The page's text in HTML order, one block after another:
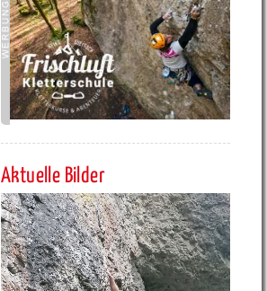
Aktuelle Bilder